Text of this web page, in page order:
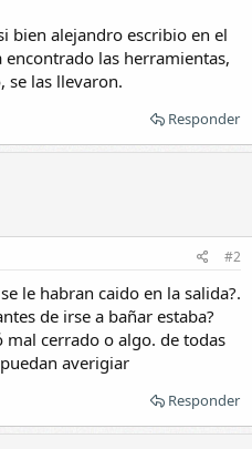
bien alejandro escribio en el
las herramientas,
se las llevaron.
Responder
#2
le habran caido en la salida?.
de irse a bañar estaba?
cerrado o algo. de todas
averigiar
Responder